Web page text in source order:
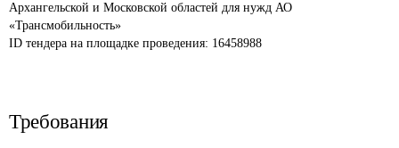
Архангельской и Московской областей для нужд АО
«Трансмобильность»
ID тендера на площадке проведения: 16458988
Требования